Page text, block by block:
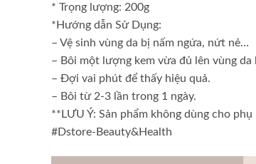
* Trọng lượng: 200g
*Hướng dẫn Sử Dụng:
– Vệ sinh vùng da bị nấm ngứa, nứt nẻ…
– Bôi một lượng kem vừa đủ lên vùng
– Đợi vai phút để thấy hiệu quả.
– Bôi từ 2-3 lần trong 1 ngày.
**LƯU Ý: Sản phẩm không dùng cho
#Dstore-Beauty&Health